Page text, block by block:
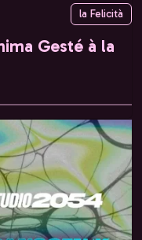
la Felicità
Gesté à la